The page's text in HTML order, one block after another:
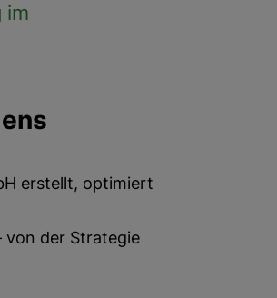
im
erstellt, optimiert
von der Strategie